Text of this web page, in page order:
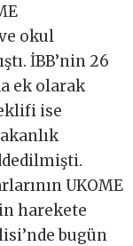
okul
İBB’nin 26
ek olarak
ise
UKOME
harekete
bugün